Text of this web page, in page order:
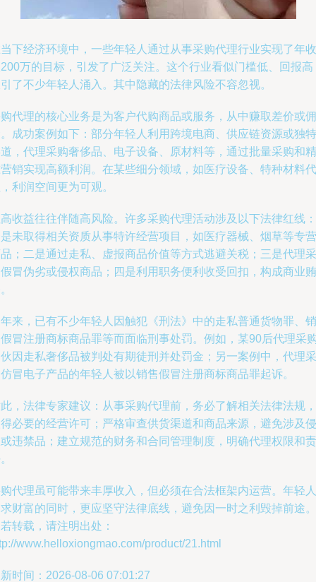
下经济环境中，一些年轻人通过从事采购代理行业实现了年收
万的目标，引发了广泛关注。这个行业看似门槛低、回报高
了不少年轻人涌入。其中隐藏的法律风险不容忽视。
代理的核心业务是为客户代购商品或服务，从中赚取差价或佣
成功案例如下：部分年轻人利用跨境电商、供应链资源或独特
，代理采购奢侈品、电子设备、原材料等，通过批量采购和精
销实现高额利润。在某些细分领域，如医疗设备、特种材料代
利润空间更为可观。
收益往往伴随高风险。许多采购代理活动涉及以下法律红线：
未取得相关资质从事特许经营项目，如医疗器械、烟草等专营
；二是通过走私、虚报商品价值等方式逃避关税；三是代理采
冒伪劣或侵权商品；四是利用职务便利收受回扣，构成商业贿
来，已有不少年轻人因触犯《刑法》中的走私普通货物罪、销
冒注册商标商品罪等而面临刑事处罚。例如，某90后代理采
因走私奢侈品被判处有期徒刑并处罚金；另一案例中，代理采
冒电子产品的年轻人被以销售假冒注册商标商品罪起诉。
，法律专家建议：从事采购代理前，务必了解相关法律法规，
必要的经营许可；严格审查供货渠道和商品来源，避免涉及侵
违禁品；建立规范的财务和合同管理制度，明确代理权限和责
代理虽可能带来丰厚收入，但必须在合法框架内运营。年轻人
财富的同时，更应坚守法律底线，避免因一时之利毁掉前途。
转载，请注明出处：
www.helloxiongmao.com/product/21.html
时间：2026-08-06 07:01:27